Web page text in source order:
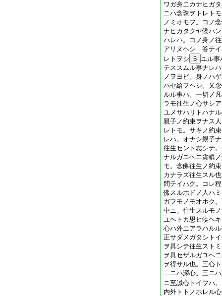
ワガ身ニカナヒガ
ニハ念珠ヲトレト
ノミオモフ。コノ
ナヒカタクヤ候ハ
ハレハ。コノ身ノ
アリヌヘシ 答テイ
レトヲシ 5 ユル事
テススムル事ナレ
ノヲヨビ。身ノハ
ハセ給フヘシ。又
ルル事ハ。一切ノ
ラモ往生ノ心サシ
ユメサハリトハナ
親子ノ約束ヲナス
レトモ。サキノ約
レハ。オナシ親子
往生セント志シテ
ナルガユヘニ貪瞋
モ。念佛往生ノ約
カナラズ往生スル也
問テイハク。コレ
佛スルホドノ人ハ
ガフモノモオホク
中ニ。往生スルモ
ユヘトカ思ヒ候ヘ
心ハ外ニアラハル
正サダメガタシト
ヲ具シテ往生スト
ヲ具セザルガユヘ
ヲ得サル也。三心
二ニハ深心。三ニ
ニ至誠心トイフハ
内外トトノホレル